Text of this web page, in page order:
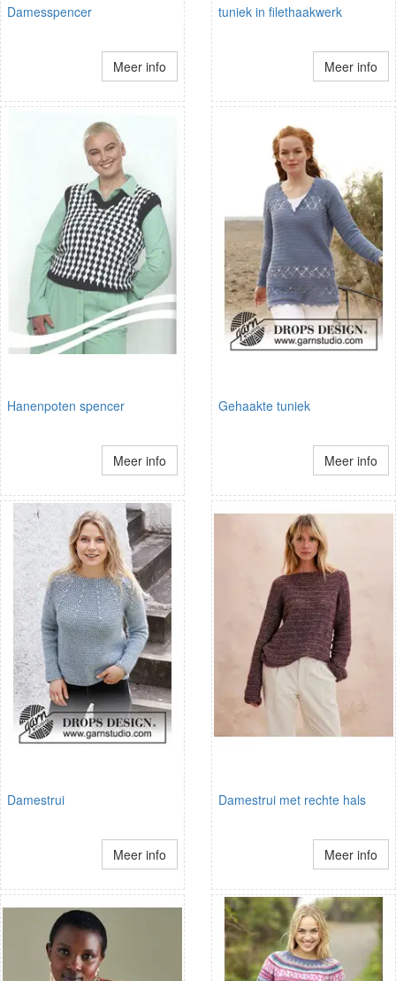
Damesspencer
Meer info
tuniek in filethaakwerk
Meer info
Hanenpoten spencer
Meer info
Gehaakte tuniek
Meer info
Damestrui
Meer info
Damestrui met rechte hals
Meer info